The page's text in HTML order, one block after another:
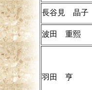
長谷見 晶子
波田 重熙
羽田 亨